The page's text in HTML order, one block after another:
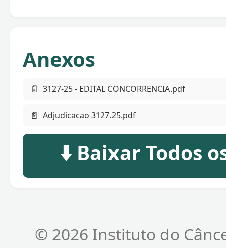
Anexos
📄 3127-25 - EDITAL CONCORRENCIA.pdf
📄 Adjudicacao 3127.25.pdf
⬇️ Baixar Todos
© 2026 Instituto do